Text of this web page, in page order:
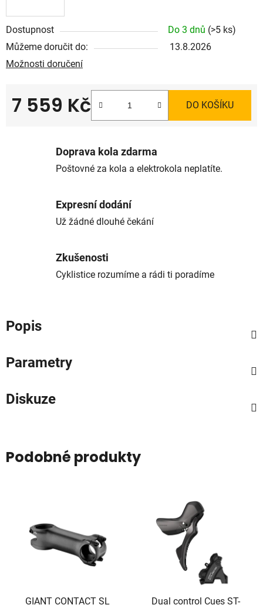
Dostupnost Do 3 dnů (>5 ks)
Můžeme doručit do:
13.8.2026
Možnosti doručení
7 559 Kč DO KOŠÍKU
Doprava kola zdarma
Poštovné za kola a elektrokola neplatíte.
Expresní dodání
Už žádné dlouhé čekání
Zkušenosti
Cyklistice rozumíme a rádi ti poradíme
Popis
Parametry
Diskuze
Podobné produkty
GIANT CONTACT SL
Dual control Cues ST-